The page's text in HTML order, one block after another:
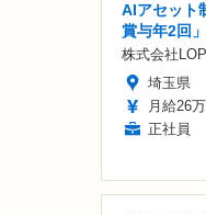
AIアセット
賞与年2回
株式会社LOP
埼玉県
月給26
正社員